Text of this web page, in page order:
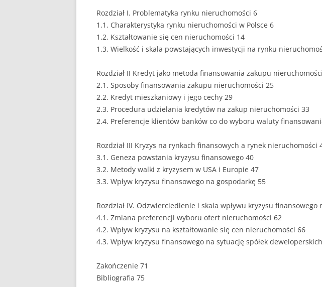
EKOLOGIA
EKONOMIA
EUROPEISTYKA
FINANSE
GASTRONOMIA
HISTORIA
MARKETING
MARKETING POLITYCZNY
Rozdział I. Problematyka rynku nieruchomości 6
1.1. Charakterystyka rynku nieruchomości w Polsce 6
1.2. Kształtowanie się cen nieruchomości 14
1.3. Wielkość i skala powstających inwestycji na rynku
Rozdział II Kredyt jako metoda finansowania zakupu
2.1. Sposoby finansowania zakupu nieruchomości 25
2.2. Kredyt mieszkaniowy i jego cechy 29
2.3. Procedura udzielania kredytów na zakup nieruchomości 33
2.4. Preferencje klientów banków co do wyboru waluty
Rozdział III Kryzys na rynkach finansowych a rynek nieruchomości
3.1. Geneza powstania kryzysu finansowego 40
3.2. Metody walki z kryzysem w USA i Europie 47
3.3. Wpływ kryzysu finansowego na gospodarkę 55
Rozdział IV. Odzwierciedlenie i skala wpływu kryzysu
4.1. Zmiana preferencji wyboru ofert nieruchomości 62
4.2. Wpływ kryzysu na kształtowanie się cen nieruchomości 66
4.3. Wpływ kryzysu finansowego na sytuację spółek
Zakończenie 71
Bibliografia 75